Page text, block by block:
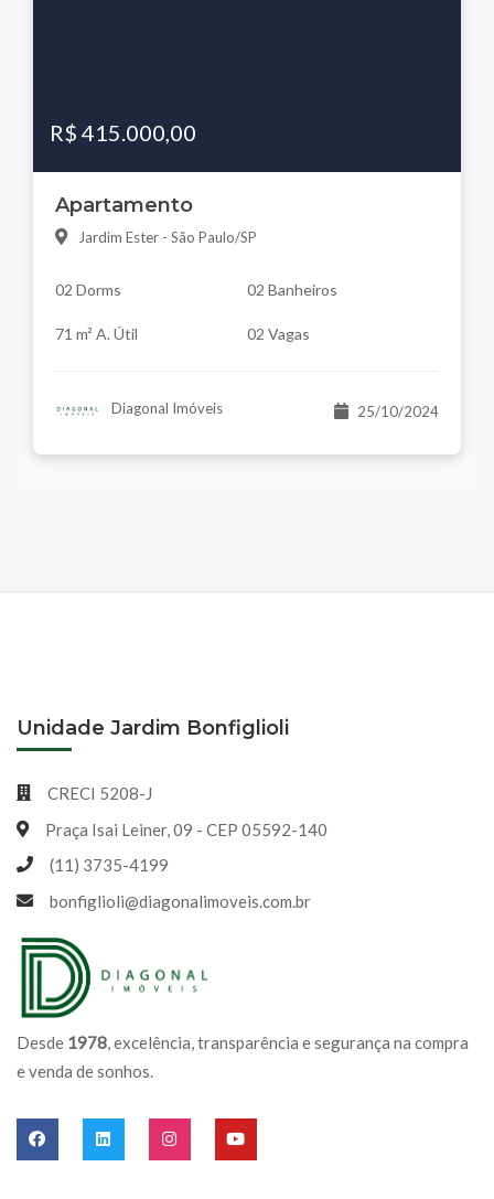
R$ 415.000,00
Apartamento
Jardim Ester - São Paulo/SP
02 Dorms 02 Banheiros
71 m² A. Útil 02 Vagas
Diagonal Imóveis 25/10/2024
Desde 1978, excelência, transparência e segurança na compra
e venda de sonhos.
Unidade Jardim Bonfiglioli
CRECI 5208-J
Praça Isai Leiner, 09 - CEP 05592-140
(11) 3735-4199
bonfiglioli@diagonalimoveis.com.br